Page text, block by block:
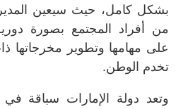
بشكل كامل، حيث سيعين المدير
من أفراد المجتمع بصورة
على مهامها وتطوير مخرجاتها
تخدم الوطن.
وتعد دولة الإمارات سباقة